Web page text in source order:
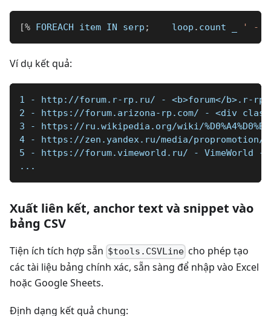
[% FOREACH item IN serp ;
    loop
. count ' - '
Ví dụ kết quả:
1 - http://forum.r-rp.ru/ - <b>forum</b>.r-
2 - https://forum.arizona-rp.com/ - <div
3 - https://ru.wikipedia.org/wiki/
4 - https://zen.yandex.ru/media/propromotion/
5 - https://forum.vimeworld.ru/ - VimeWorld -
...
Xuất liên kết, anchor text và snippet vào
bảng CSV
Tiện ích tích hợp sẵn $tools.CSVLine cho phép tạo
các tài liệu bảng chính xác, sẵn sàng để nhập vào Excel
hoặc Google Sheets.
Định dạng kết quả chung: